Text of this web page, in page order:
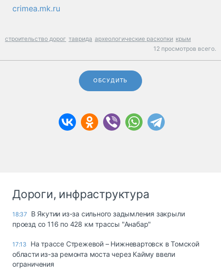
crimea.mk.ru
строительство дорог таврида археологические раскопки крым
12 просмотров всего.
ОБСУДИТЬ
Дороги, инфраструктура
18:37
В Якутии из-за сильного задымления закрыли
проезд со 116 по 428 км трассы "Анабар"
17:13
На трассе Стрежевой – Нижневартовск в Томской
области из-за ремонта моста через Кайму ввели
ограничения